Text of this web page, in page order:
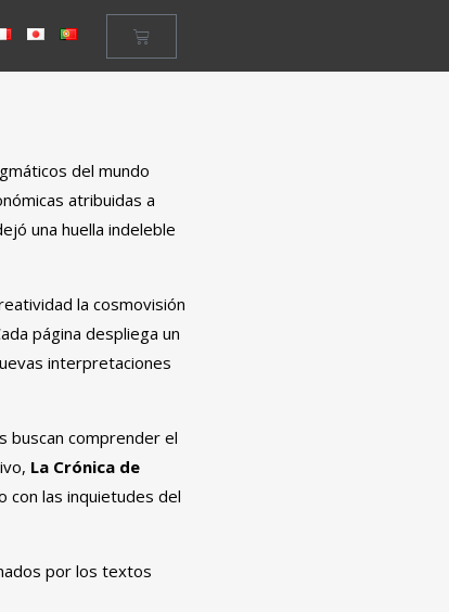
del mundo
atribuidas a
una huella indeleble
la cosmovisión
página despliega un
interpretaciones
buscan comprender el
La Crónica de
con las inquietudes del
por los textos